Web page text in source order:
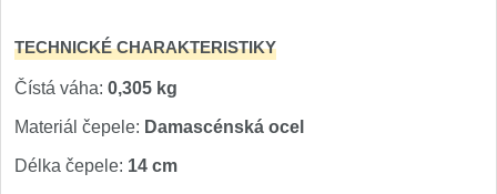
TECHNICKÉ CHARAKTERISTIKY
Čístá váha: 0,305 kg
Materiál čepele: Damascénská ocel
Délka čepele: 14 cm